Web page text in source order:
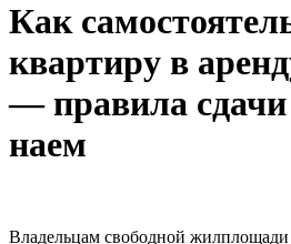
Как
квартиру в
— правила
наем
Владельцам свободной жилплощади